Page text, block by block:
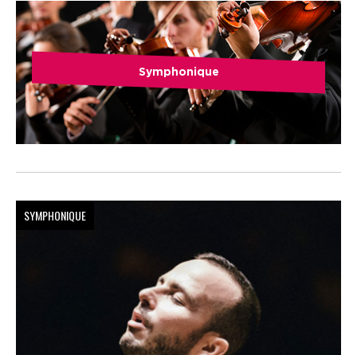
Symphonique
SYMPHONIQUE